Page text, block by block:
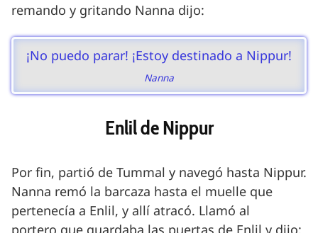
remando y gritando Nanna dijo:
¡No puedo parar! ¡Estoy destinado a Nippur!
Nanna
Enlil de Nippur
Por fin, partió de Tummal y navegó hasta Nippur.
Nanna remó la barcaza hasta el muelle que
pertenecía a Enlil, y allí atracó. Llamó al
portero que guardaba las puertas de Enlil y dijo: